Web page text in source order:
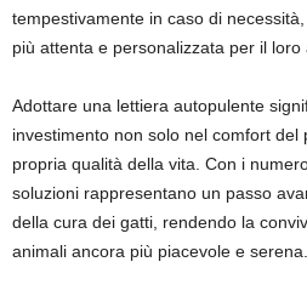
tempestivamente in caso di
più attenta e personalizzata per il loro
Adottare una lettiera autopulente
investimento non solo nel comfort
propria qualità della vita. Con i
soluzioni rappresentano un passo
della cura dei gatti, rendendo la
animali ancora più piacevole e serena.